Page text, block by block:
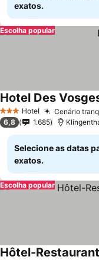
exatos.
Escolha popular
3 EstrelasHotel Cenário
Hotel Des
6,8 1.685
Selecione as datas
exatos.
Escolha popular
Hôtel-